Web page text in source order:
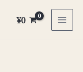
¥0